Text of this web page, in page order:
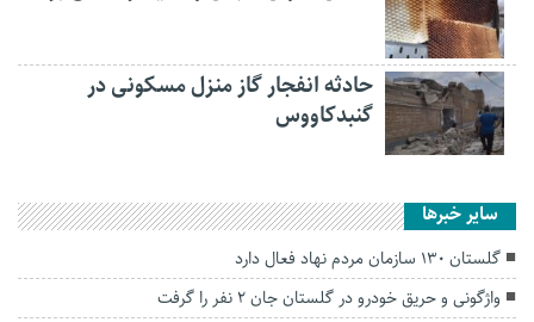
حادثه انفجار گاز منزل مسکونی در
گنبدکاووس
سایر خبرها
گلستان ۱۳۰ سازمان مردم نهاد فعال دارد
واژگونی و حریق خودرو در گلستان جان ۲ نفر را گرفت